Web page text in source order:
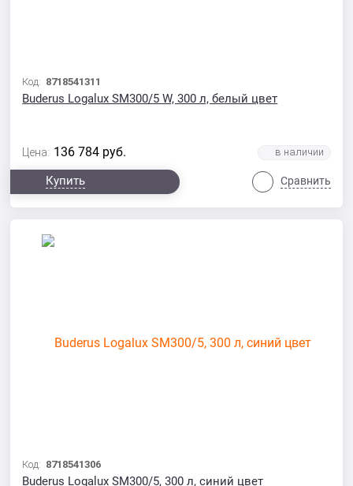
Код: 8718541311
Buderus Logalux SM300/5 W, 300 л, белый цвет
Цена: 136 784 руб.
Купить Сравнить
Код: 8718541306
Buderus Logalux SM300/5, 300 л, синий цвет